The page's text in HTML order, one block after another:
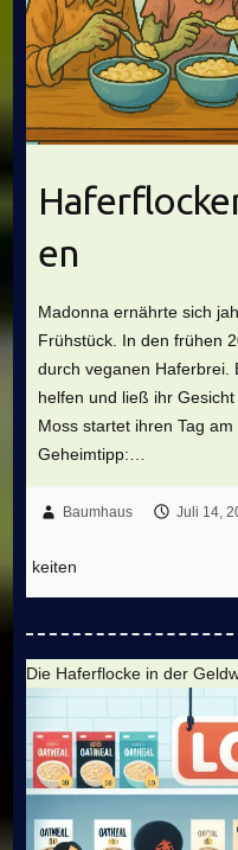
en
Madonna ernährte sich
Frühstück. In den frühen
durch veganen Haferbrei.
helfen und ließ ihr
Moss startet ihren Tag
Geheimtipp:…
Baumhaus Juli 14,
keiten
Die Haferflocke in der